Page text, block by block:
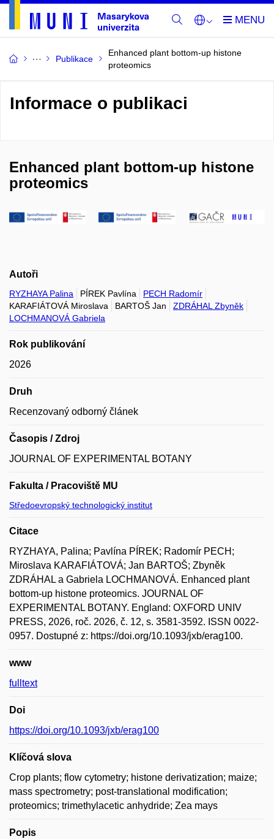
Publikace
Enhanced plant bottom-up histone
proteomics
Informace o publikaci
Enhanced plant bottom-up histone
proteomics
Autoři
RYZHAYA Palina PÍREK Pavlína
PECH Radomír
KARAFIÁTOVÁ Miroslava
BARTOŠ Jan
ZDRÁHAL Zbyněk
LOCHMANOVÁ Gabriela
Rok publikování
2026
Druh
Recenzovaný odborný článek
Časopis / Zdroj
JOURNAL OF EXPERIMENTAL BOTANY
Fakulta / Pracoviště MU
Středoevropský technologický institut
Citace
RYZHAYA, Palina; Pavlína PÍREK; Radomír PECH;
Miroslava KARAFIÁTOVÁ; Jan BARTOŠ; Zbyněk
ZDRÁHAL a Gabriela LOCHMANOVÁ. Enhanced plant
bottom-up histone proteomics. JOURNAL OF
EXPERIMENTAL BOTANY. England: OXFORD UNIV
PRESS, 2026, roč. 2026, č. 12, s. 3581-3592. ISSN 0022-
0957. Dostupné z: https://doi.org/10.1093/jxb/erag100.
www
fulltext
Doi
https://doi.org/10.1093/jxb/erag100
Klíčová slova
Crop plants; flow cytometry; histone derivatization; maize;
mass spectrometry; post-translational modification;
proteomics; trimethylacetic anhydride; Zea mays
Popis